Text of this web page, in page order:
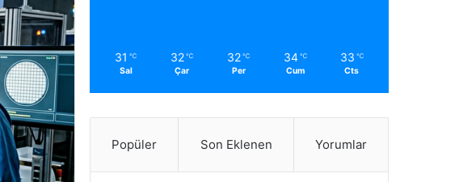
31 ℃
Sal
32 ℃
Çar
32 ℃
Per
34 ℃
Cum
33 ℃
Cts
Popüler Son Eklenen Yorumlar